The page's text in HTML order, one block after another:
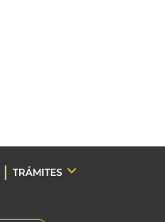
TRÁMITES